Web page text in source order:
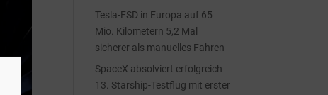
Tesla-FSD in Europa auf 65
Mio. Kilometern 5,2 Mal
sicherer als manuelles Fahren
SpaceX absolviert erfolgreich
13. Starship-Testflug mit erster